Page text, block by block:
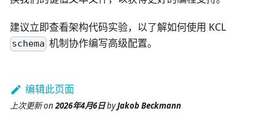
建议立即查看架构代码实验，以了解如何使用 KCL
schema 机制协作编写高级配置。
编辑此页面
上次更新on2026年4月6日byJakob Beckmann